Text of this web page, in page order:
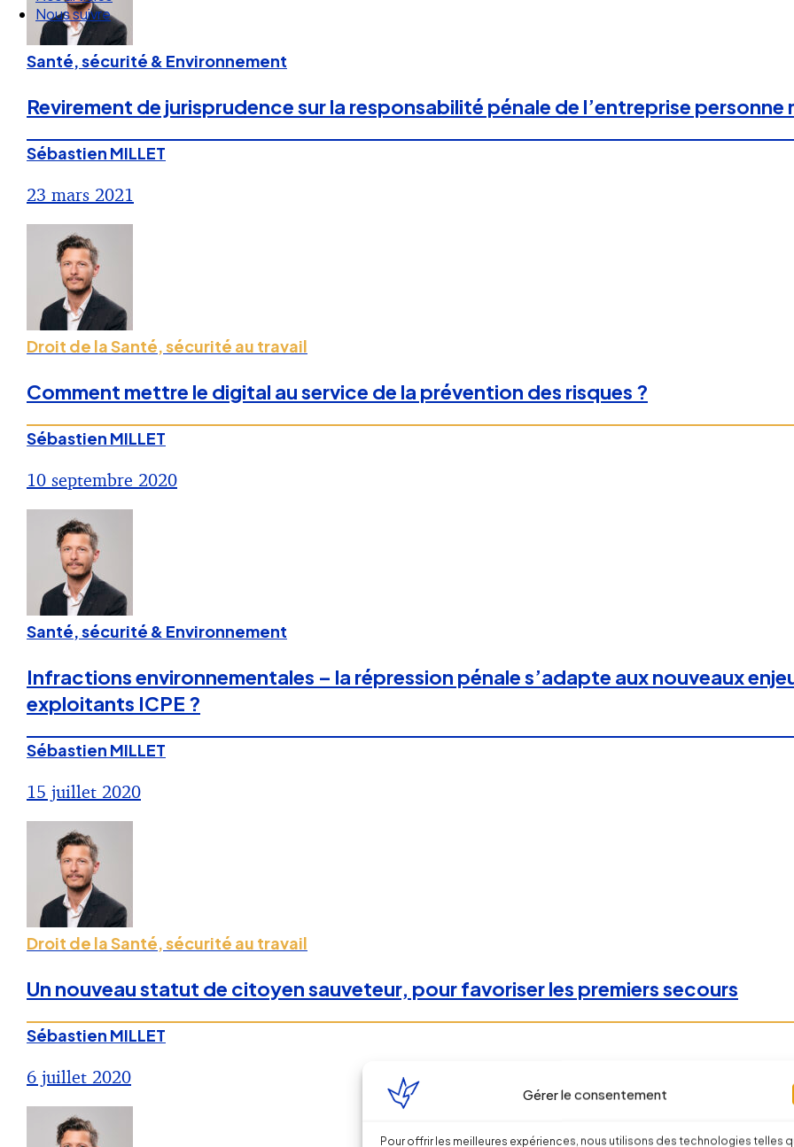
Gérer le consentement
Pour offrir les meilleures expériences, nous utilisons des technologies telles
Nos articles
Nous suivre
Santé, sécurité & Environnement
Revirement de jurisprudence sur la responsabilité pénale de l’entreprise personne
Sébastien MILLET
23 mars 2021
Droit de la Santé, sécurité au travail
Comment mettre le digital au service de la prévention des risques ?
Sébastien MILLET
10 septembre 2020
Santé, sécurité & Environnement
Infractions environnementales – la répression pénale s’adapte aux nouveaux
exploitants ICPE ?
Sébastien MILLET
15 juillet 2020
Droit de la Santé, sécurité au travail
Un nouveau statut de citoyen sauveteur, pour favoriser les premiers secours
Sébastien MILLET
6 juillet 2020